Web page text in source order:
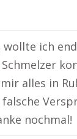
ich
alles in
nochmal!